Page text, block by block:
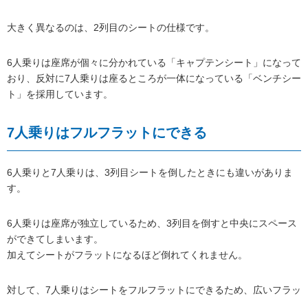
大きく異なるのは、2列目のシートの仕様です。
6人乗りは座席が個々に分かれている「キャプテンシート」になって
おり、反対に7人乗りは座るところが一体になっている「ベンチシー
ト」を採用しています。
7人乗りはフルフラットにできる
6人乗りと7人乗りは、3列目シートを倒したときにも違いがありま
す。
6人乗りは座席が独立しているため、3列目を倒すと中央にスペース
ができてしまいます。
加えてシートがフラットになるほど倒れてくれません。
対して、7人乗りはシートをフルフラットにできるため、広いフラッ